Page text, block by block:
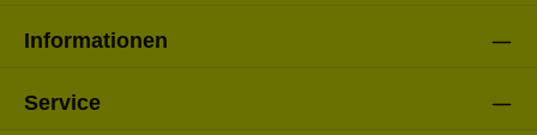
Informationen
Service